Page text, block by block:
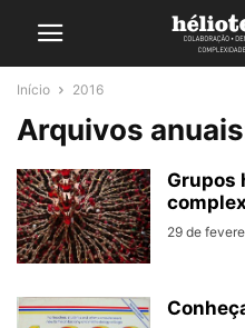
Início 2016
Arquivos
Grupos
29 de